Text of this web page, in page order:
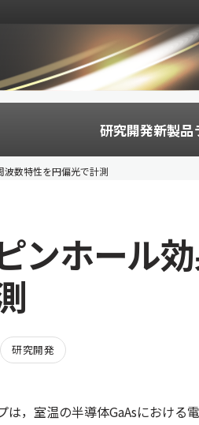
研究開発新製品
波数特性を円偏光で計測
ンホール
研究開発
は，室温の半導体GaAsにおけ